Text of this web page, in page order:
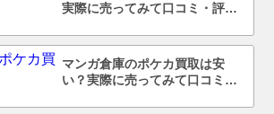
実際に売ってみて口コミ・評判
マンガ倉庫のポケカ買取は安
い？実際に売ってみて口コミ・